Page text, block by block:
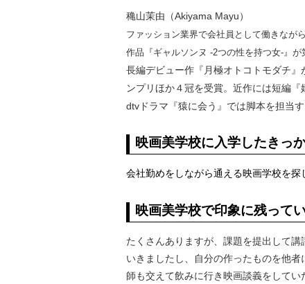
穐山茉由（Akiyama Mayu）
ファッション業界で会社員として働きなが
作品『ギャルソンヌ -2つの性を持つ女-』が
長編デビュー作『月極オトコトモダチ
ンプリほか４冠を受賞。近作には短編
dtvドラマ『猿に会う』では脚本を担当す
映画美学校に入学したきっ
会社勤めをしながら通える映画学校を探
映画美学校で印象に残って
たくさんありますが、課題を提出して
いきましたし、自分の作ったものを他
師も交えて飲みに行き映画談義をしてい